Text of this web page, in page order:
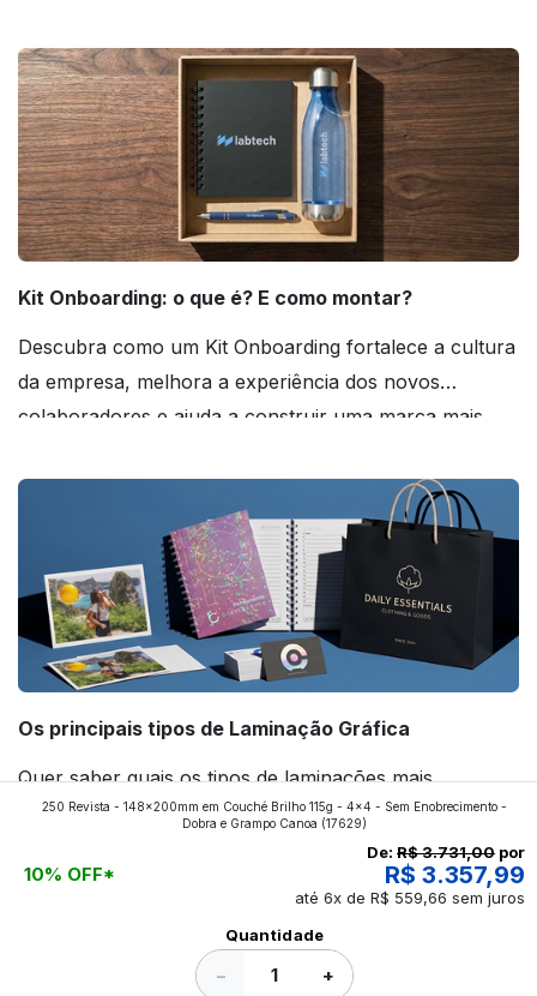
Kit Onboarding: o que é? E como montar?
Descubra como um Kit Onboarding fortalece a cultura
da empresa, melhora a experiência dos novos
colaboradores e ajuda a construir uma marca mais
Os principais tipos de Laminação Gráfica
Quer saber quais os tipos de laminações mais
aplicados nos impressos da gráfica FuturaIM? Então,
continue a leitura que vamos revelar para você!
250 Revista - 148x200mm em Couché Brilho 115g - 4x4 - Sem Enobrecimento -
Dobra e Grampo Canoa (17629)
10% OFF*
De: R$ 3.731,00 por
R$ 3.357,99
até 6x de R$ 559,66 sem juros
Quantidade
− +